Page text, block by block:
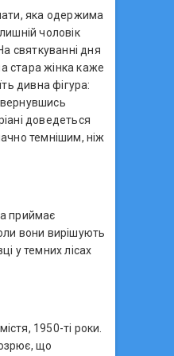
яка одержима
чоловік
святкуванні дня
стара жінка каже
дивна фігура:
доведеться
темнішим, ніж
приймає
вони вирішують
у темних лісах
1950-ті роки.
що